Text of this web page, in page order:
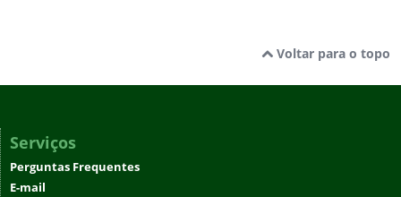
Voltar para o topo
Serviços
Perguntas Frequentes
E-mail